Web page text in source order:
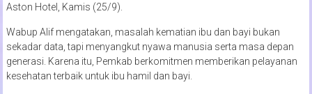
Aston Hotel, Kamis (25/9).
Wabup Alif mengatakan, masalah kematian ibu dan bayi bukan
sekadar data, tapi menyangkut nyawa manusia serta masa depan
generasi. Karena itu, Pemkab berkomitmen memberikan pelayanan
kesehatan terbaik untuk ibu hamil dan bayi.